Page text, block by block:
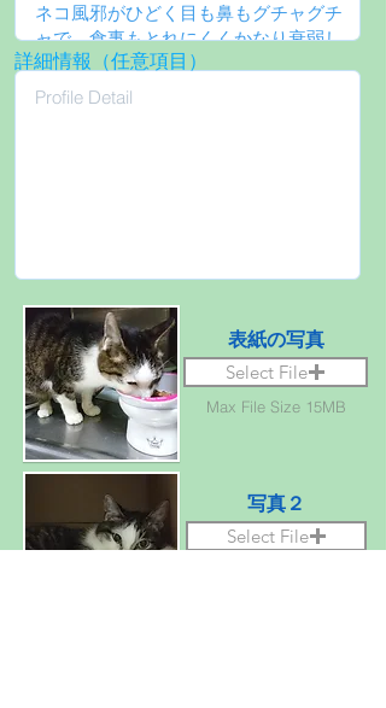
詳細情報（任意項目）
表紙の写真
Select File
Max File Size 15MB
写真２
Select File